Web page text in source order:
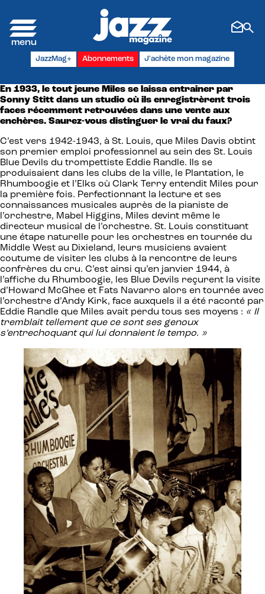
JazzMag+ Abonnements J'achète mon magazine
En 1933, le tout jeune Miles se laissa entrainer par
Sonny Stitt dans un studio où ils enregistrèrent trois
faces récemment retrouvées dans une vente aux
enchères. Saurez-vous distinguer le vrai du faux?
C’est vers 1942-1943, à St. Louis, que Miles Davis obtint
son premier emploi professionnel au sein des St. Louis
Blue Devils du trompettiste Eddie Randle. Ils se
produisaient dans les clubs de la ville, le Plantation, le
Rhumboogie et l’Elks où Clark Terry entendit Miles pour
la première fois. Perfectionnant la lecture et ses
connaissances musicales auprès de la pianiste de
l’orchestre, Mabel Higgins, Miles devint même le
directeur musical de l’orchestre. St. Louis constituant
une étape naturelle pour les orchestres en tournée du
Middle West au Dixieland, leurs musiciens avaient
coutume de visiter les clubs à la rencontre de leurs
confrères du cru. C’est ainsi qu’en janvier 1944, à
l’affiche du Rhumboogie, les Blue Devils reçurent la visite
d’Howard McGhee et Fats Navarro alors en tournée avec
l’orchestre d’Andy Kirk, face auxquels il a été raconté par
Eddie Randle que Miles avait perdu tous ses moyens : « Il
tremblait tellement que ce sont ses genoux
s’entrechoquant qui lui donnaient le tempo. »